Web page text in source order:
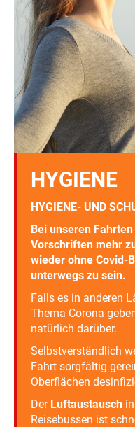
HYGIENE
HYGIENE- UND
Bei unseren
Vorschriften mehr
wieder ohne Covid-
unterwegs zu sein.
Falls es in anderen
Thema Corona
natürlich darüber.
Selbstverständlich
Fahrt sorgfältig
Oberflächen
Der Luftaustausch
Reisebussen ist